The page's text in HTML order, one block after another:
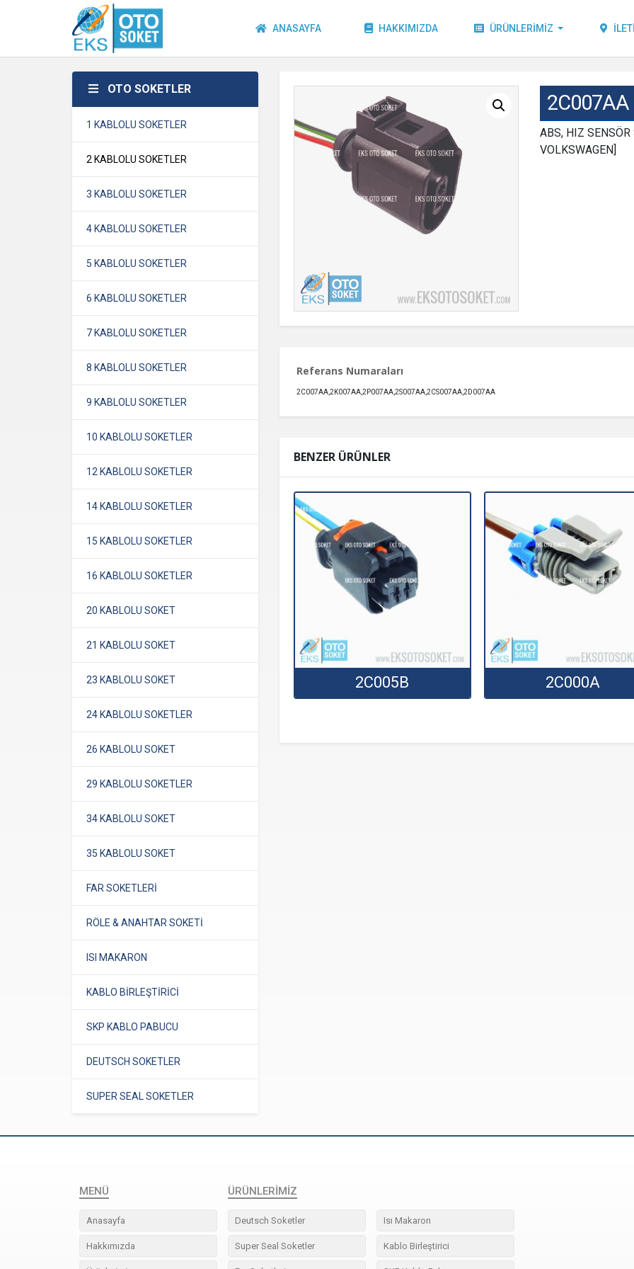
ANASAYFA HAKKIMIZDA ÜRÜNLERIMIZ
OTO SOKETLER
1 KABLOLU SOKETLER
2 KABLOLU SOKETLER
3 KABLOLU SOKETLER
4 KABLOLU SOKETLER
5 KABLOLU SOKETLER
6 KABLOLU SOKETLER
7 KABLOLU SOKETLER
8 KABLOLU SOKETLER
9 KABLOLU SOKETLER
10 KABLOLU SOKETLER
12 KABLOLU SOKETLER
14 KABLOLU SOKETLER
15 KABLOLU SOKETLER
16 KABLOLU SOKETLER
20 KABLOLU SOKET
21 KABLOLU SOKET
23 KABLOLU SOKET
24 KABLOLU SOKETLER
26 KABLOLU SOKET
29 KABLOLU SOKETLER
34 KABLOLU SOKET
35 KABLOLU SOKET
FAR SOKETLERİ
RÖLE & ANAHTAR SOKETİ
ISI MAKARON
KABLO BİRLEŞTİRİCİ
SKP KABLO PABUCU
DEUTSCH SOKETLER
SUPER SEAL SOKETLER
2C007AA
ABS, HIZ
VOLKSWAGEN]
Referans Numaraları
2C007AA,2K007AA,2P007AA,2S007AA,2CS007AA,2D007AA
BENZER ÜRÜNLER
2C005B 2C000A
MENÜ
Anasayfa
Hakkımızda
ÜRÜNLERIMIZ
Deutsch Soketler
Super Seal Soketler
Isı Makaron
Kablo Birleştirici